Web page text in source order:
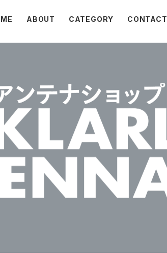
ABOUT CATEGORY CONTACT